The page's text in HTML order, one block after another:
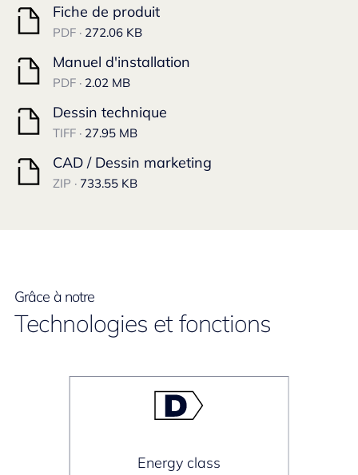
Fiche de produit
PDF · 272.06 KB
Manuel d'installation
PDF · 2.02 MB
Dessin technique
TIFF · 27.95 MB
CAD / Dessin marketing
ZIP · 733.55 KB
Grâce à notre
Technologies et fonctions
Energy class